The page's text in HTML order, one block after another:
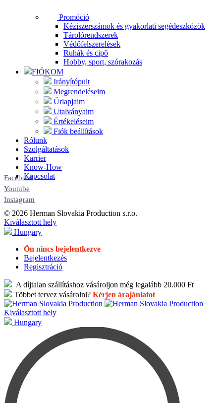
Promóció
Kéziszerszámok és gyakorlati segédeszközök
Tárolórendszerek
Védőfelszerelések
Ruhák és cipő
Hobby, sport, szórakozás
FIÓKOM
Irányítópult
Megrendeléseim
Űrlapjaim
Utalványaim
Értékeléseim
Fiók beállítások
Rólunk
Szolgáltatások
Karrier
Know-How
Kapcsolat
Facebook
Youtube
Instagram
© 2026 Herman Slovakia Production s.r.o.
Kiválasztott hely
Hungary
Ön nincs bejelentkezve
Bejelentkezés
Regisztráció
A díjtalan szállításhoz vásároljon még legalább 20.000 Ft
Többet tervez vásárolni? Kérjen árajánlatot
Kiválasztott hely
Hungary